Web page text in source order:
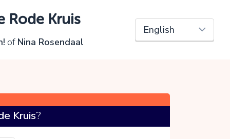
Rode Kruis
of Nina Rosendaal
Kruis?